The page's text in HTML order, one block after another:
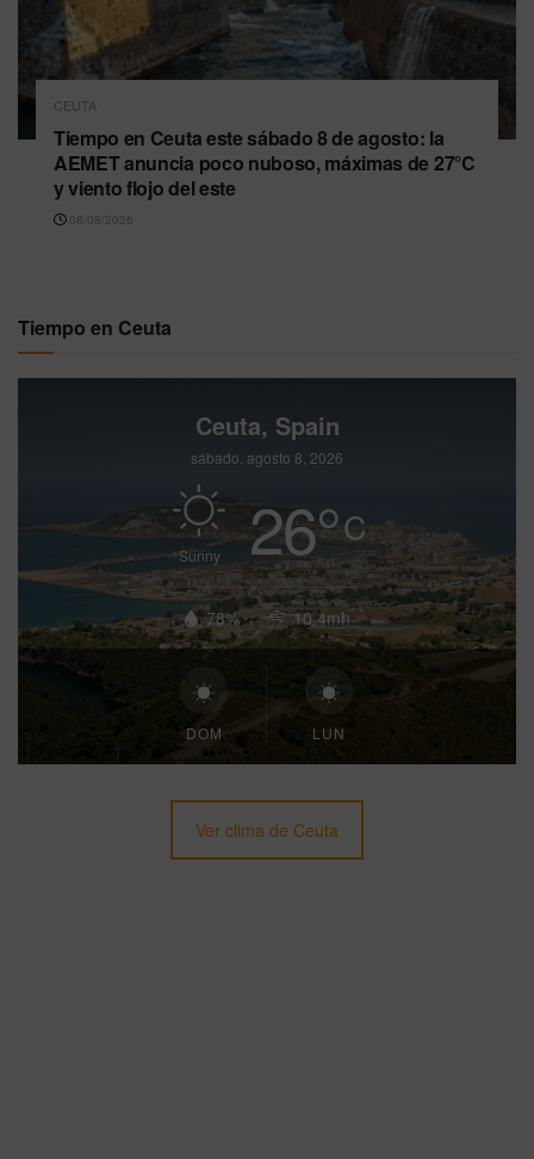
CEUTA
Tiempo en Ceuta este sábado 8 de agosto: la
AEMET anuncia poco nuboso, máximas de 27°C
y viento flojo del este
08/08/2026
Tiempo en Ceuta
Ceuta, Spain
sábado, agosto 8, 2026
Sunny 26°C
78% 10.4mh
DOM LUN
Ver clima de Ceuta